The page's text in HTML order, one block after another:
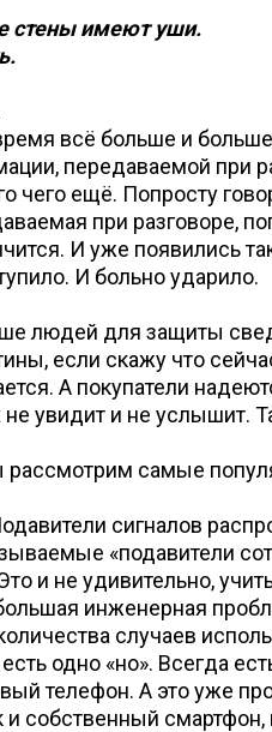
стены имеют уши.
всё больше и
передаваемой при
чего ещё. Попросту
при разговоре,
И уже появились
И больно ударило.
людей для защиты
если скажу что
А покупатели
не увидит и не услышит.
рассмотрим самые
сигналов
«подавители
и не удивительно,
инженерная
случаев
одно «но». Всегда
телефон. А это уже
и собственный